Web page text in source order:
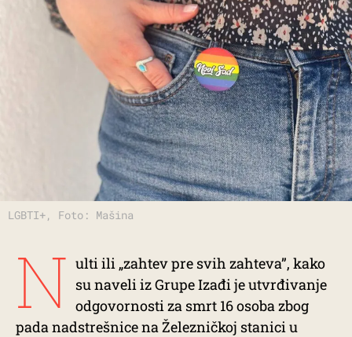
LGBTI+, Foto: Mašina
N ulti ili „zahtev pre svih zahteva”, kako
su naveli iz Grupe Izađi je utvrđivanje
odgovornosti za smrt 16 osoba zbog
pada nadstrešnice na Železničkoj stanici u